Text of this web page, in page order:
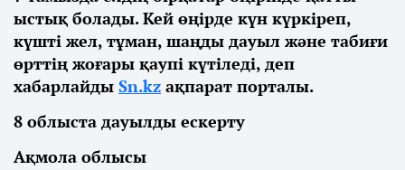
ыстық болады. Кей өңірде күн күркіреп,
күшті жел, тұман, шаңды дауыл және табиғи
өрттің жоғары қаупі күтіледі, деп
хабарлайды Sn.kz ақпарат порталы.
8 облыста дауылды ескерту
Ақмола облысы